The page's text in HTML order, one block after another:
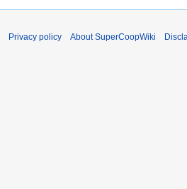
Privacy policy About SuperCoopWiki